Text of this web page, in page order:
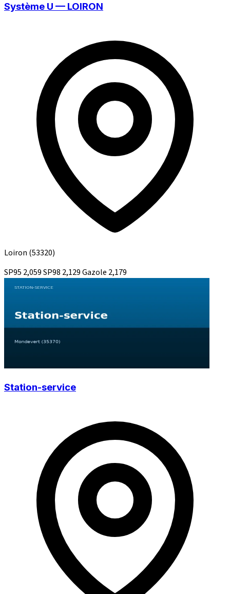
Système U — LOIRON
Loiron (53320)
SP95 2,059SP98 2,129Gazole 2,179
Station-service